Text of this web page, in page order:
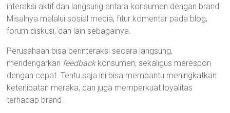
interaksi aktif dan langsung antara konsumen dengan brand.
Misalnya melalui sosial media, fitur komentar pada blog,
forum diskusi, dan lain sebagainya.
Perusahaan bisa berinteraksi secara langsung,
mendengarkan feedbackkonsumen, sekaligus merespon
dengan cepat. Tentu saja ini bisa membantu meningkatkan
keterlibatan mereka, dan juga memperkuat loyalitas
terhadap brand.